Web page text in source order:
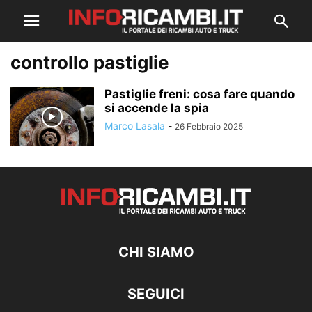
controllo pastiglie
Pastiglie freni: cosa fare quando
si accende la spia
Marco Lasala - 26 Febbraio 2025
CHI SIAMO
SEGUICI